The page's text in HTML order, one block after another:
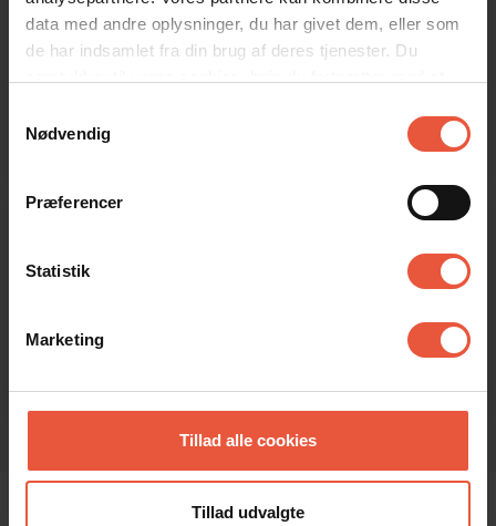
data med andre oplysninger, du har givet dem, eller som
de har indsamlet fra din brug af deres tjenester. Du
Nødvendig
Præferencer
Statistik
Marketing
Tillad alle cookies
Tillad udvalgte
Er I mere til en aktiv ferie, byder Blåvand f.eks på badetur i